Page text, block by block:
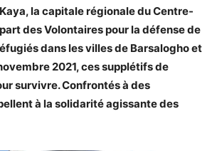
la capitale régionale du Centre-
des Volontaires pour la défense de
dans les villes de Barsalogho et
2021, ces supplétifs de
survivre. Confrontés à des
à la solidarité agissante des